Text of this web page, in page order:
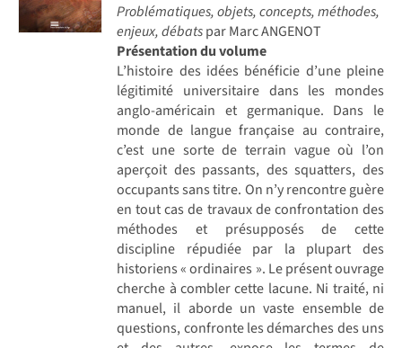
Problématiques, objets, concepts, méthodes,
enjeux, débatspar Marc ANGENOT
Présentation du volume
L’histoire des idées bénéficie d’une pleine
légitimité universitaire dans les mondes
anglo-américain et germanique. Dans le
monde de langue française au contraire,
c’est une sorte de terrain vague où l’on
aperçoit des passants, des squatters, des
occupants sans titre. On n’y rencontre guère
en tout cas de travaux de confrontation des
méthodes et présupposés de cette
discipline répudiée par la plupart des
historiens « ordinaires ». Le présent ouvrage
cherche à combler cette lacune. Ni traité, ni
manuel, il aborde un vaste ensemble de
questions, confronte les démarches des uns